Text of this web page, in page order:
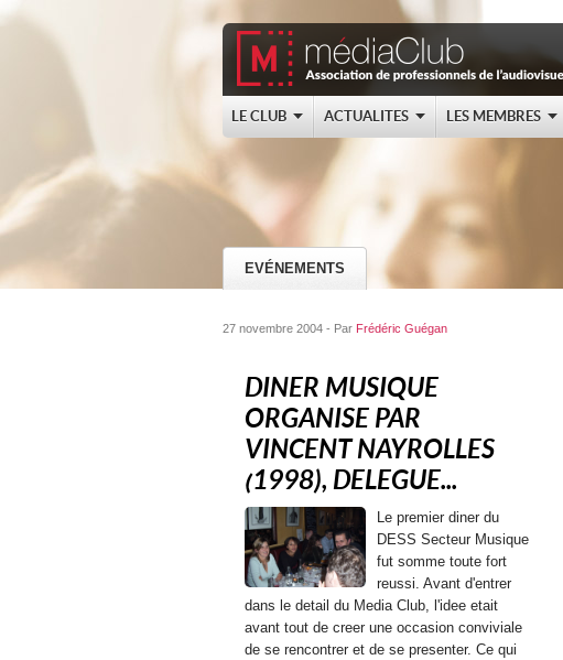
LE CLUB ACTUALITES LES MEMBRES
EVÉNEMENTS
27 novembre 2004 - Par Frédéric Guégan
DINER MUSIQUE
ORGANISE PAR
VINCENT NAYROLLES
(1998), DELEGUE...
Le premier diner du
DESS Secteur Musique
fut somme toute fort
reussi. Avant d'entrer
dans le detail du Media Club, l'idee etait
avant tout de creer une occasion conviviale
de se rencontrer et de se presenter. Ce qui